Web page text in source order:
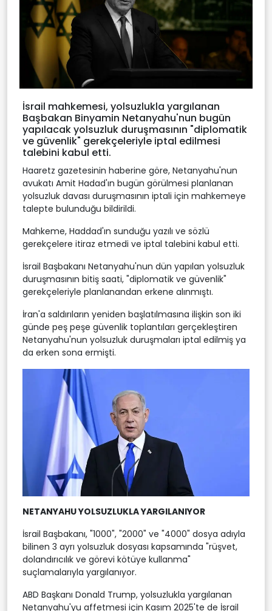
İsrail mahkemesi, yolsuzlukla yargılanan
Başbakan Binyamin Netanyahu'nun bugün
yapılacak yolsuzluk duruşmasının "diplomatik
ve güvenlik" gerekçeleriyle iptal edilmesi
talebini kabul etti.
Haaretz gazetesinin haberine göre, Netanyahu'nun
avukatı Amit Hadad'ın bugün görülmesi planlanan
yolsuzluk davası duruşmasının iptali için mahkemeye
talepte bulunduğu bildirildi.
Mahkeme, Haddad'ın sunduğu yazılı ve sözlü
gerekçelere itiraz etmedi ve iptal talebini kabul etti.
İsrail Başbakanı Netanyahu'nun dün yapılan yolsuzluk
duruşmasının bitiş saati, "diplomatik ve güvenlik"
gerekçeleriyle planlanandan erkene alınmıştı.
İran'a saldırıların yeniden başlatılmasına ilişkin son iki
günde peş peşe güvenlik toplantıları gerçekleştiren
Netanyahu'nun yolsuzluk duruşmaları iptal edilmiş ya
da erken sona ermişti.
NETANYAHU YOLSUZLUKLA YARGILANIYOR
İsrail Başbakanı, "1000", "2000" ve "4000" dosya adıyla
bilinen 3 ayrı yolsuzluk dosyası kapsamında "rüşvet,
dolandırıcılık ve görevi kötüye kullanma"
suçlamalarıyla yargılanıyor.
ABD Başkanı Donald Trump, yolsuzlukla yargılanan
Netanyahu'yu affetmesi için Kasım 2025'te de İsrail